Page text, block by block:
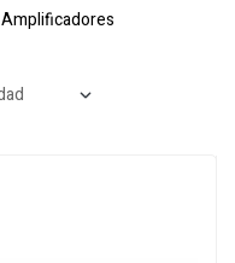
Amplificadores